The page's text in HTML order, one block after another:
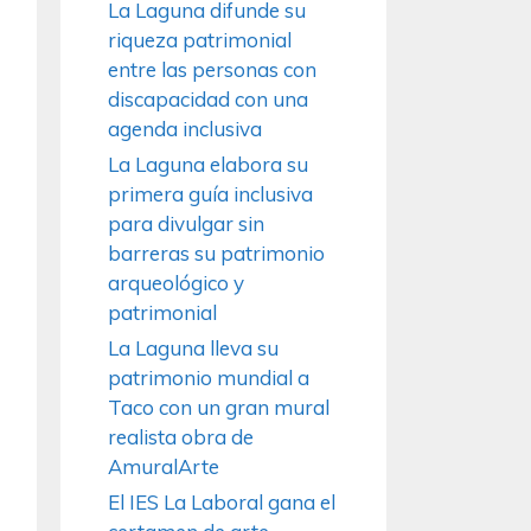
La Laguna difunde su
riqueza patrimonial
entre las personas con
discapacidad con una
agenda inclusiva
La Laguna elabora su
primera guía inclusiva
para divulgar sin
barreras su patrimonio
arqueológico y
patrimonial
La Laguna lleva su
patrimonio mundial a
Taco con un gran mural
realista obra de
AmuralArte
El IES La Laboral gana el